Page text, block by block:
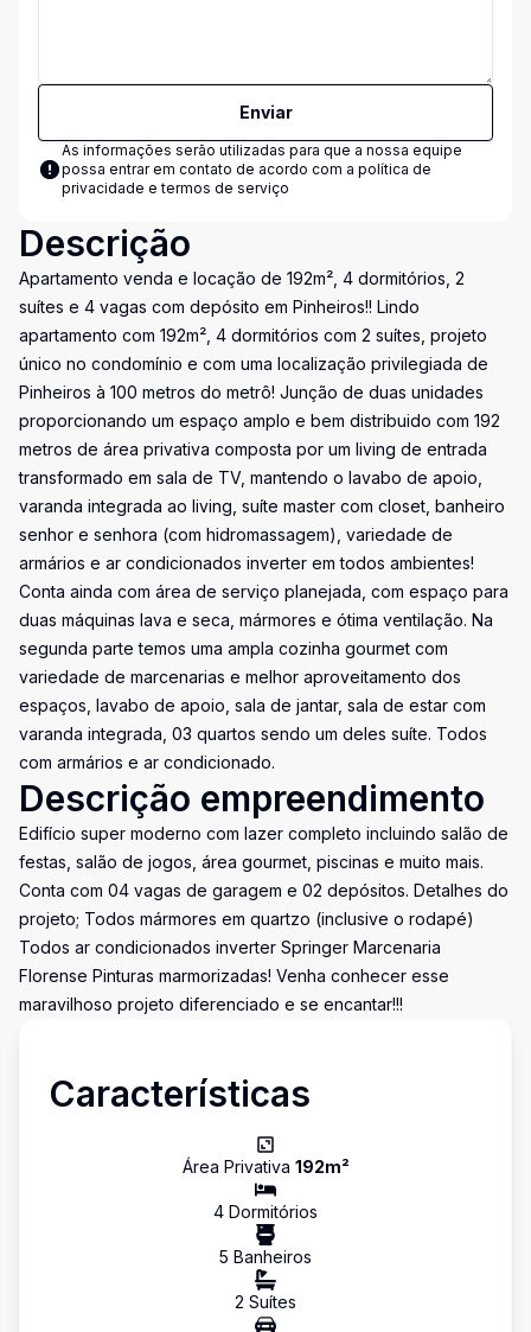
Enviar
As informações serão utilizadas para que a nossa equipe
possa entrar em contato de acordo com a política de
privacidade e termos de serviço
Descrição
Apartamento venda e locação de 192m², 4 dormitórios, 2
suítes e 4 vagas com depósito em Pinheiros!! Lindo
apartamento com 192m², 4 dormitórios com 2 suítes, projeto
único no condomínio e com uma localização privilegiada de
Pinheiros à 100 metros do metrô! Junção de duas unidades
proporcionando um espaço amplo e bem distribuido com 192
metros de área privativa composta por um living de entrada
transformado em sala de TV, mantendo o lavabo de apoio,
varanda integrada ao living, suíte master com closet, banheiro
senhor e senhora (com hidromassagem), variedade de
armários e ar condicionados inverter em todos ambientes!
Conta ainda com área de serviço planejada, com espaço para
duas máquinas lava e seca, mármores e ótima ventilação. Na
segunda parte temos uma ampla cozinha gourmet com
variedade de marcenarias e melhor aproveitamento dos
espaços, lavabo de apoio, sala de jantar, sala de estar com
varanda integrada, 03 quartos sendo um deles suíte. Todos
com armários e ar condicionado.
Descrição empreendimento
Edifício super moderno com lazer completo incluindo salão de
festas, salão de jogos, área gourmet, piscinas e muito mais.
Conta com 04 vagas de garagem e 02 depósitos. Detalhes do
projeto; Todos mármores em quartzo (inclusive o rodapé)
Todos ar condicionados inverter Springer Marcenaria
Florense Pinturas marmorizadas! Venha conhecer esse
maravilhoso projeto diferenciado e se encantar!!!
Características
Área Privativa 192m²
4 Dormitórios
5 Banheiros
2 Suítes